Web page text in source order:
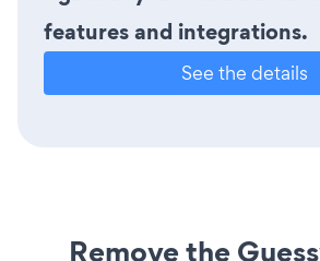
features and integrations.
See the details
Remove the